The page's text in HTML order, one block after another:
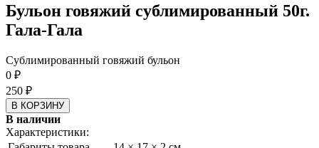
Бульон говяжий сублимированный 50г.
Гала-Гала
Сублимированный говяжий бульон
0 ₽
250 ₽
В наличии
Характеристики: